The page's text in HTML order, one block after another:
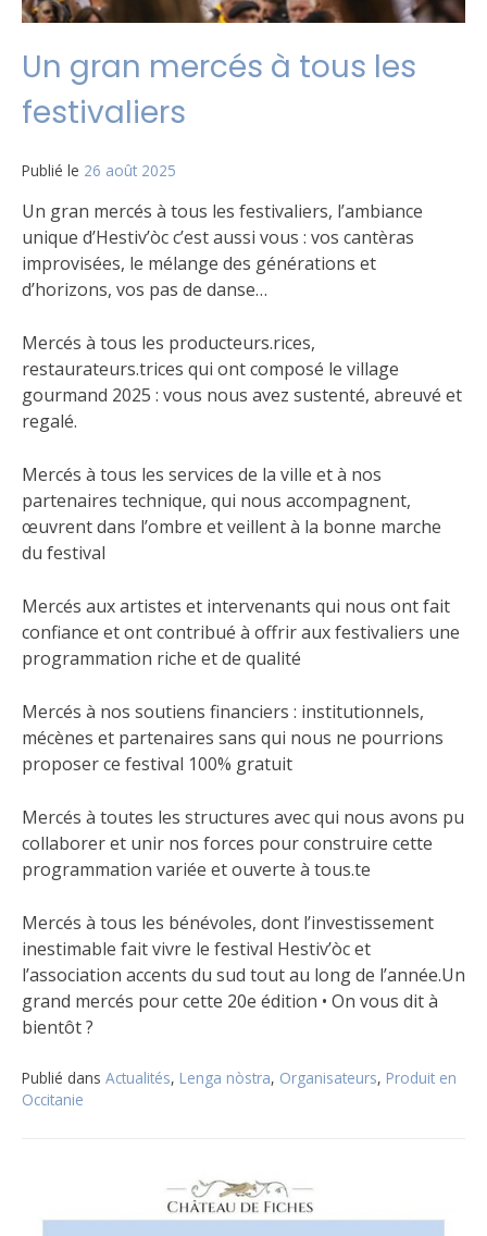
Un gran mercés à tous les
festivaliers
Publié le 26 août 2025
Un gran mercés à tous les festivaliers, l’ambiance
unique d’Hestiv’òc c’est aussi vous : vos cantèras
improvisées, le mélange des générations et
d’horizons, vos pas de danse…
Mercés à tous les producteurs.rices,
restaurateurs.trices qui ont composé le village
gourmand 2025 : vous nous avez sustenté, abreuvé et
regalé.
Mercés à tous les services de la ville et à nos
partenaires technique, qui nous accompagnent,
œuvrent dans l’ombre et veillent à la bonne marche
du festival
Mercés aux artistes et intervenants qui nous ont fait
confiance et ont contribué à offrir aux festivaliers une
programmation riche et de qualité
Mercés à nos soutiens financiers : institutionnels,
mécènes et partenaires sans qui nous ne pourrions
proposer ce festival 100% gratuit
Mercés à toutes les structures avec qui nous avons pu
collaborer et unir nos forces pour construire cette
programmation variée et ouverte à tous.te
Mercés à tous les bénévoles, dont l’investissement
inestimable fait vivre le festival Hestiv’òc et
l’association accents du sud tout au long de l’année.Un
grand mercés pour cette 20e édition • On vous dit à
bientôt ?
Publié dans Actualités, Lenga nòstra, Organisateurs, Produit en
Occitanie